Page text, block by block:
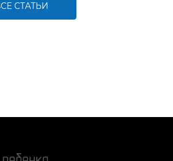
СТАТЬИ